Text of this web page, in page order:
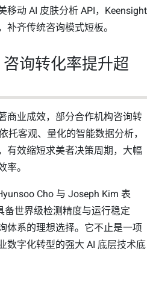
移动 AI 皮肤分析 API，Keensight
补齐传统咨询模式短板。
询转化率提升超
商业成效，部分合作机构咨询转
托客观、量化的智能数据分析，
有效缩短求美者决策周期，大幅
率。
Cho 与 Joseph Kim 表
备世界级检测精度与运行稳定
体系的理想选择。它不止是一项
数字化转型的强大 AI 底层技术底